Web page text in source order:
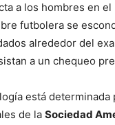
a los hombres en
futbolera se
alrededor del
a un chequeo
está
de la Sociedad